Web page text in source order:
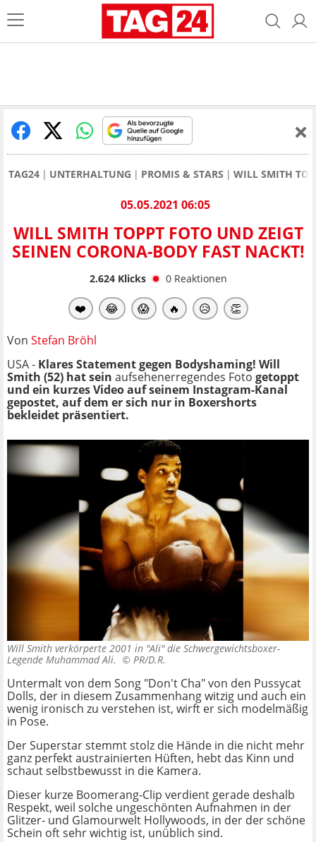
TAG24 UNTERHALTUNG PROMIS & STARS WILL SMITH
05.05.2021 06:05
WILL SMITH TOPPT FOTO UND ZEIGT
SEINEN CORONA-BODY FAST NACKT!
2.624Klicks 0 Reaktionen
❤️ 😂 😱 🔥 😥 👏
Von Stefan Bröhl
USA - Klares Statement gegen Bodyshaming! Will
Smith (52) hat sein aufsehenerregendes Foto getoppt
und ein kurzes Video auf seinem Instagram-Kanal
gepostet, auf dem er sich nur in Boxershorts
bekleidet präsentiert.
Will Smith verkörperte 2001 in "Ali" die Schwergewichtsboxer-
Legende Muhammad Ali. © PR/D.R.
Untermalt von dem Song "Don't Cha" von den Pussycat
Dolls, der in diesem Zusammenhang witzig und auch ein
wenig ironisch zu verstehen ist, wirft er sich modelmäßig
in Pose.
Der Superstar stemmt stolz die Hände in die nicht mehr
ganz perfekt austrainierten Hüften, hebt das Kinn und
schaut selbstbewusst in die Kamera.
Dieser kurze Boomerang-Clip verdient gerade deshalb
Respekt, weil solche ungeschönten Aufnahmen in der
Glitzer- und Glamourwelt Hollywoods, in der der schöne
Schein oft sehr wichtig ist, unüblich sind.